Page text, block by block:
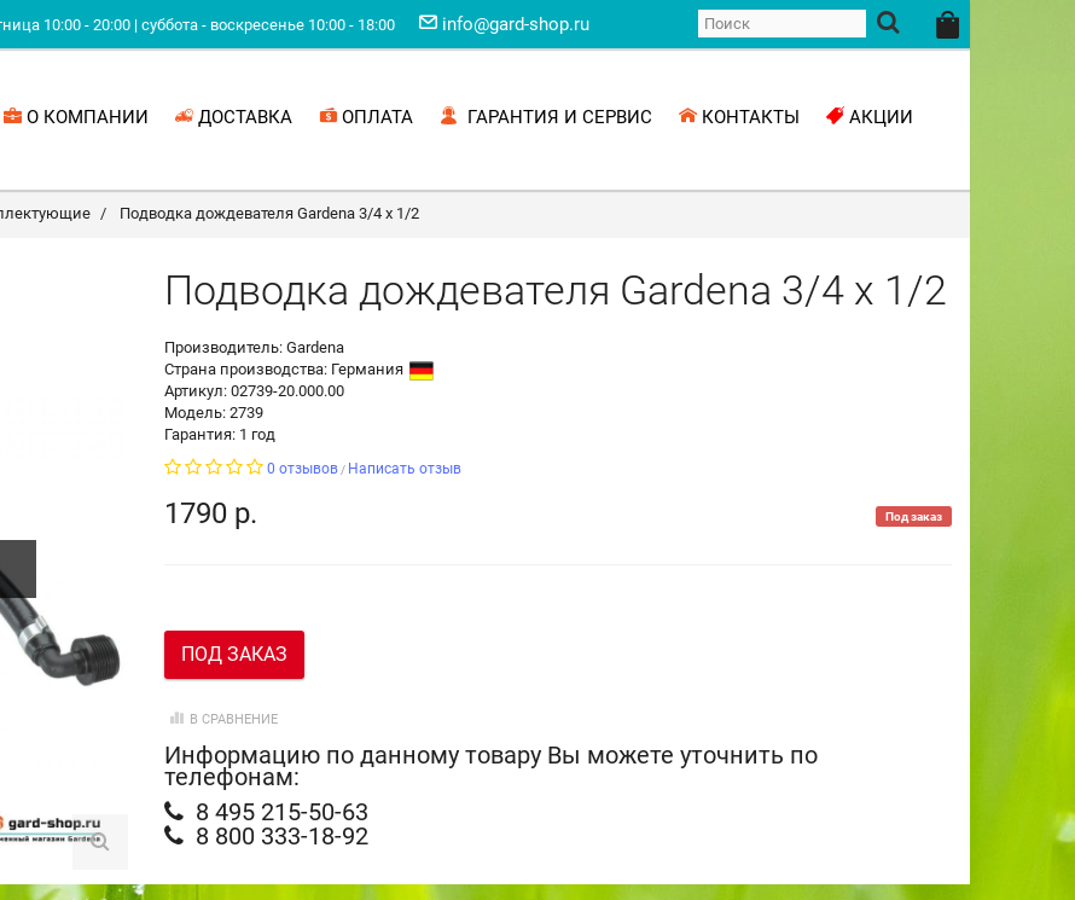
10:00 - 20:00 | суббота - воскресенье 10:00 - 18:00 info@gard-shop.ru
О КОМПАНИИ ДОСТАВКА ОПЛАТА ГАРАНТИЯ И СЕРВИС КОНТАКТЫ АКЦИИ
Подводка дождевателя Gardena 3/4 х 1/2
Подводка дождевателя Gardena 3/4 х 1/2
Производитель: Gardena
Страна производства: Германия
Артикул: 02739-20.000.00
Модель: 2739
Гарантия: 1 год
0 отзывов/ Написать отзыв
Под заказ
1790 р.
ПОД ЗАКАЗ
В СРАВНЕНИЕ
Информацию по данному товару Вы можете уточнить по
телефонам:
8 495 215-50-63
8 800 333-18-92